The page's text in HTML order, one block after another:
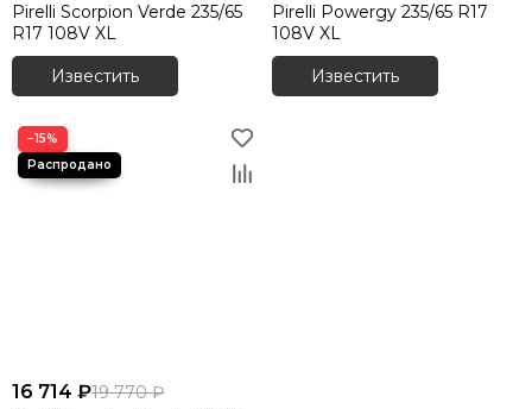
Pirelli Scorpion Verde 235/65
R17 108V XL
Известить
Pirelli Powergy 235/65 R17
108V XL
Известить
−15%
16 714 ₽19 770 ₽